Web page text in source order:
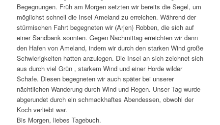
Begegnungen. Früh am Morgen setzten wir bereits die Segel, um
möglichst schnell die Insel Ameland zu erreichen. Während der
stürmischen Fahrt begegneten wir (Arjen) Robben, die sich auf
einer Sandbank sonnten. Gegen Nachmittag erreichten wir dann
den Hafen von Ameland, indem wir durch den starken Wind große
Schwierigkeiten hatten anzulegen. Die Insel an sich zeichnet sich
aus durch viel Grün , starkem Wind und einer Horde wilder
Schafe. Diesen begegneten wir auch später bei unserer
nächtlichen Wanderung durch Wind und Regen. Unser Tag wurde
abgerundet durch ein schmackhaftes Abendessen, obwohl der
Koch verliebt war.
Bis Morgen, liebes Tagebuch.